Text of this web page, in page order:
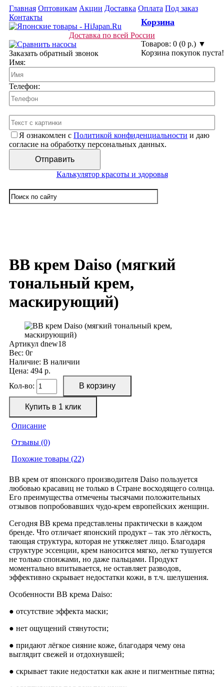
Главная Оптовикам Акции Доставка Оплата Под заказ
Контакты
Доставка по всей России
Корзина
Товаров: 0 (0 р.) ▼
Корзина покупок пуста!
Заказать обратный звонок
Имя:
Телефон:
Я ознакомлен с Политикой конфиденциальности и даю
согласие на обработку персональных данных.
Калькулятор красоты и здоровья
ВВ крем Daiso (мягкий
тональный крем,
маскирующий)
Артикул dnew18
Вес: 0г
Наличие: В наличии
Цена: 494 р.
Кол-во:
Описание
Отзывы (0)
Похожие товары (22)
ВВ крем от японского производителя Daiso пользуется
любовью красавиц не только в Стране восходящего солнца.
Его преимущества отмечены тысячами положительных
отзывов попробовавших чудо-крем европейских женщин.
Сегодня ВВ крема представлены практически в каждом
бренде. Что отличает японский продукт – так это лёгкость,
тающая структура, которая не утяжеляет лицо. Благодаря
структуре эссенции, крем наносится мягко, легко тушуется
не только спонжами, но даже пальцами. Продукт
моментально впитывается, не оставляет разводов,
эффективно скрывает недостатки кожи, в т.ч. шелушения.
Особенности ВВ крема Daiso:
● отсутствие эффекта маски;
● нет ощущений стянутости;
● придают лёгкое сияние коже, благодаря чему она
выглядит свежей и отдохнувшей;
● скрывает такие недостатки как акне и пигментные пятна;